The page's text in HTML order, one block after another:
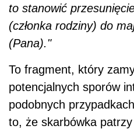
to stanowić
(członka rodziny) do
(Pana)."
To fragment, który
potencjalnych sporów
podobnych
to, że skarbówka